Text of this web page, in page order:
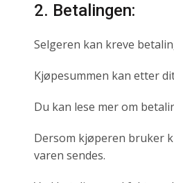
2. Betalingen:
Selgeren kan kreve
Kjøpesummen kan etter
Du kan lese mer om
Dersom kjøperen bruker
varen sendes.